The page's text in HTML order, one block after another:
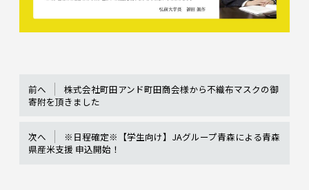
前へ
株式会社町田アンド町田商会様から不織布マスクの御
寄附を頂きました
次へ
※日程確定※【学生向け】JAグループ青森による青森
県産米支援 申込開始！